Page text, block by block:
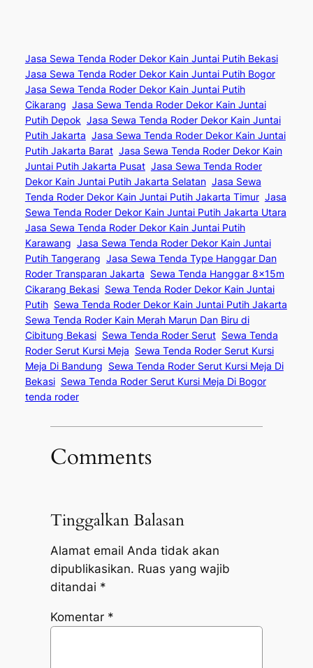
Jasa Sewa Tenda Roder Dekor Kain Juntai Putih Bekasi
Jasa Sewa Tenda Roder Dekor Kain Juntai Putih Bogor
Jasa Sewa Tenda Roder Dekor Kain Juntai Putih
Cikarang Jasa Sewa Tenda Roder Dekor Kain Juntai
Putih Depok Jasa Sewa Tenda Roder Dekor Kain Juntai
Putih Jakarta Jasa Sewa Tenda Roder Dekor Kain Juntai
Putih Jakarta Barat Jasa Sewa Tenda Roder Dekor Kain
Juntai Putih Jakarta Pusat Jasa Sewa Tenda Roder
Dekor Kain Juntai Putih Jakarta Selatan Jasa Sewa
Tenda Roder Dekor Kain Juntai Putih Jakarta Timur Jasa
Sewa Tenda Roder Dekor Kain Juntai Putih Jakarta Utara
Jasa Sewa Tenda Roder Dekor Kain Juntai Putih
Karawang Jasa Sewa Tenda Roder Dekor Kain Juntai
Putih Tangerang Jasa Sewa Tenda Type Hanggar Dan
Roder Transparan Jakarta Sewa Tenda Hanggar 8x15m
Cikarang Bekasi Sewa Tenda Roder Dekor Kain Juntai
Putih Sewa Tenda Roder Dekor Kain Juntai Putih Jakarta
Sewa Tenda Roder Kain Merah Marun Dan Biru di
Cibitung Bekasi Sewa Tenda Roder Serut Sewa Tenda
Roder Serut Kursi Meja Sewa Tenda Roder Serut Kursi
Meja Di Bandung Sewa Tenda Roder Serut Kursi Meja Di
Bekasi Sewa Tenda Roder Serut Kursi Meja Di Bogor
tenda roder
Comments
Tinggalkan Balasan
Alamat email Anda tidak akan
dipublikasikan. Ruas yang wajib
ditandai *
Komentar *